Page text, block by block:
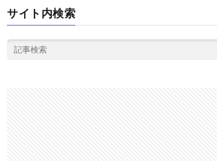
サイト内検索